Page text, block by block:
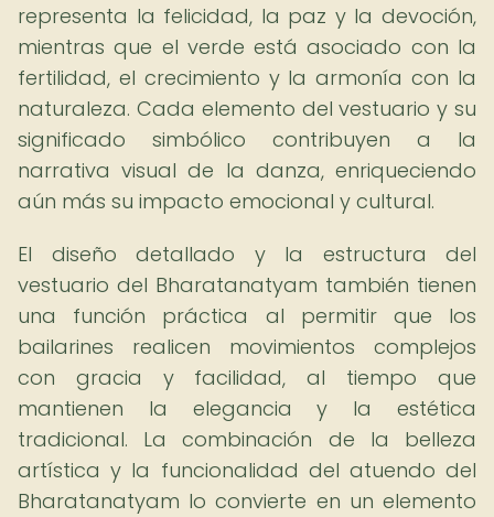
representa la felicidad, la paz y la devoción,
mientras que el verde está asociado con la
fertilidad, el crecimiento y la armonía con la
naturaleza. Cada elemento del vestuario y su
significado simbólico contribuyen a la
narrativa visual de la danza, enriqueciendo
aún más su impacto emocional y cultural.
El diseño detallado y la estructura del
vestuario del Bharatanatyam también tienen
una función práctica al permitir que los
bailarines realicen movimientos complejos
con gracia y facilidad, al tiempo que
mantienen la elegancia y la estética
tradicional. La combinación de la belleza
artística y la funcionalidad del atuendo del
Bharatanatyam lo convierte en un elemento